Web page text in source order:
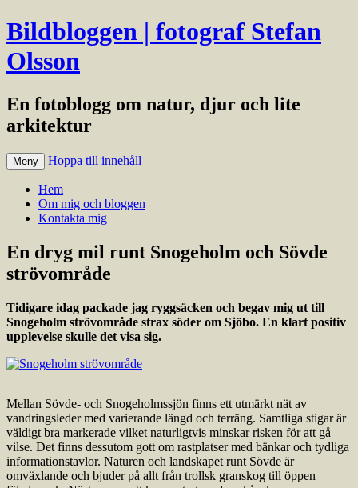
Bildbloggen | fotograf Stefan
Olsson
En fotoblogg om natur, djur och lite
arkitektur
Meny Hoppa till innehåll
Hem
Om mig och bloggen
Kontakta mig
En dryg mil runt Snogeholm och Sövde
strövområde
Tidigare idag packade jag ryggsäcken och begav mig ut till
Snogeholm strövområde strax söder om Sjöbo. En klart positiv
upplevelse skulle det visa sig.
Mellan Sövde- och Snogeholmssjön finns ett utmärkt nät av
vandringsleder med varierande längd och terräng. Samtliga stigar är
väldigt bra markerade vilket naturligtvis minskar risken för att gå
vilse. Det finns dessutom gott om rastplatser med bänkar och tydliga
informationstavlor. Naturen och landskapet runt Sövde är
omväxlande och bjuder på allt från trollsk granskog till öppen